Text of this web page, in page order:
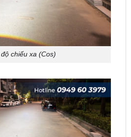
độ chiếu xa (Cos)